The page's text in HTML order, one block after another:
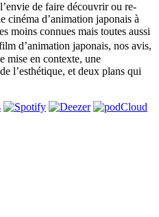
de faire découvrir ou re-
cinéma d’animation japonais à
moins connues mais toutes aussi
d’animation japonais, nos avis,
mise en contexte, une
l’esthétique, et deux plans qui